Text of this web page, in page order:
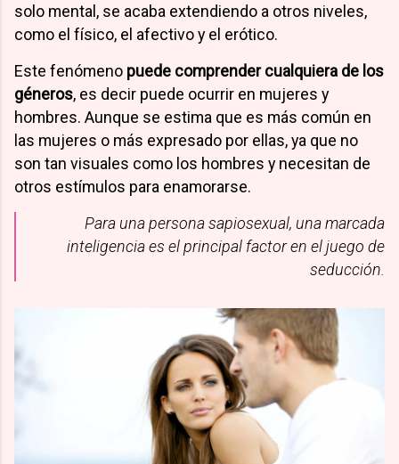
solo mental, se acaba extendiendo a otros niveles,
como el físico, el afectivo y el erótico.
Este fenómeno puede comprender cualquiera de los
géneros, es decir puede ocurrir en mujeres y
hombres. Aunque se estima que es más común en
las mujeres o más expresado por ellas, ya que no
son tan visuales como los hombres y necesitan de
otros estímulos para enamorarse.
Para una persona sapiosexual, una marcada
inteligencia es el principal factor en el juego de
seducción.